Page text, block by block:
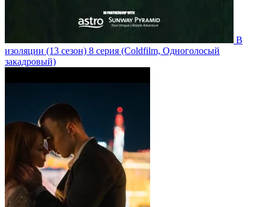
В
изоляции (13 сезон) 8 серия (Coldfilm, Одноголосый
закадровый)